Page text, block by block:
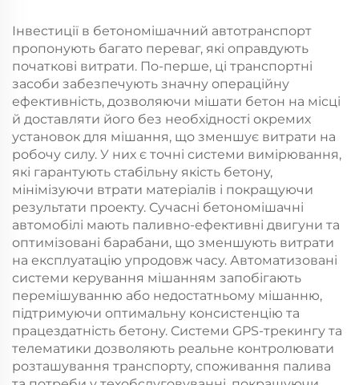
Howo для підземного
видобутку на продаж
Інвестиції в бетономішачний автотранспорт
пропонують багато переваг, які оправдують
початкові витрати. По-перше, ці транспортні
засоби забезпечують значну операційну
ефективність, дозволяючи мішати бетон на місці
й доставляти його без необхідності окремих
установок для мішання, що зменшує витрати на
робочу силу. У них є точні системи вимірювання,
які гарантують стабільну якість бетону,
мінімізуючи втрати матеріалів і покращуючи
результати проекту. Сучасні бетономішачні
автомобілі мають паливно-ефективні двигуни та
оптимізовані барабани, що зменшують витрати
на експлуатацію упродовж часу. Автоматизовані
системи керування мішанням запобігають
перемішуванню або недостатньому мішанню,
підтримуючи оптимальну консистенцію та
працездатність бетону. Системи GPS-трекингу та
телематики дозволяють реальне контролювати
розташування транспорту, споживання палива